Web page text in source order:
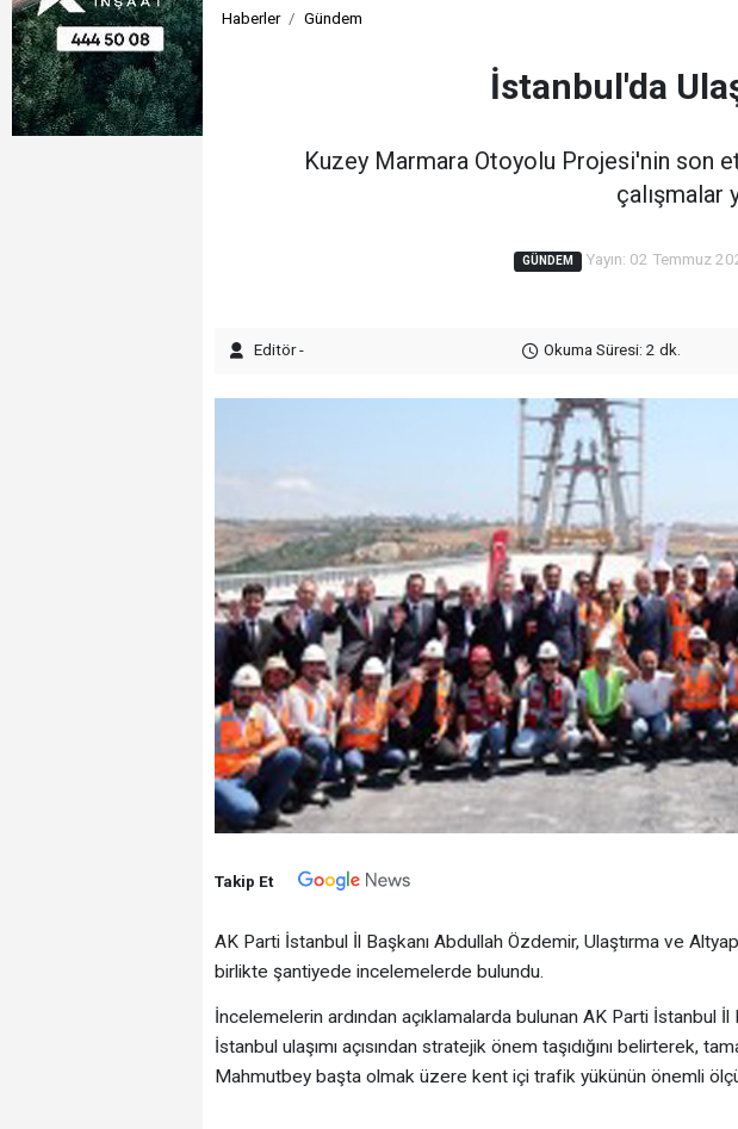
Haberler Gündem
İstanbul'da
Kuzey Marmara Otoyolu Projesi'nin son
çalışmalar
GÜNDEM Yayın: 02 Temmuz
Editör - Okuma Süresi: 2 dk.
Takip Et
AK Parti İstanbul İl Başkanı Abdullah Özdemir, Ulaştırma ve
birlikte şantiyede incelemelerde bulundu.
İncelemelerin ardından açıklamalarda bulunan AK Parti İstanbul
İstanbul ulaşımı açısından stratejik önem taşıdığını belirterek,
Mahmutbey başta olmak üzere kent içi trafik yükünün önemli